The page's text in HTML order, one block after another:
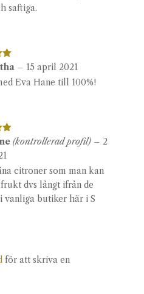
saftiga.
– 15 april 2021
Eva Hane till 100%!
(kontrollerad profil) – 2
citroner som man kan
dvs långt ifrån de
vanliga butiker här i S
för att skriva en